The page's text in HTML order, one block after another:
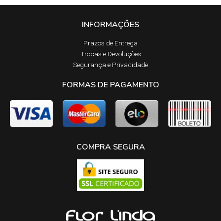
INFORMAÇÕES
Prazos de Entrega​
Trocas e Devoluções​
Segurança e Privacidade
FORMAS DE PAGAMENTO
COMPRA SEGURA